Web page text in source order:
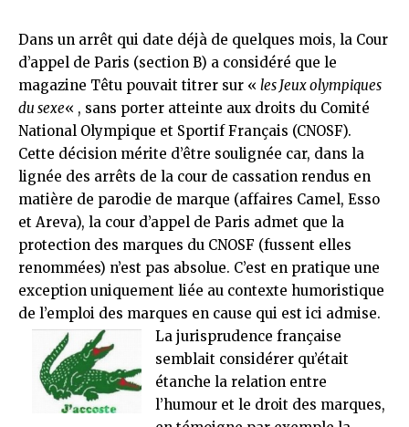
Dans un arrêt qui date déjà de quelques mois, la Cour
d’appel de Paris (section B) a considéré que le
magazine Têtu pouvait titrer sur « les Jeux olympiques
du sexe« , sans porter atteinte aux droits du Comité
National Olympique et Sportif Français (CNOSF).
Cette décision mérite d’être soulignée car, dans la
lignée des arrêts de la cour de cassation rendus en
matière de parodie de marque (affaires Camel, Esso
et Areva), la cour d’appel de Paris admet que la
protection des marques du CNOSF (fussent elles
renommées) n’est pas absolue. C’est en pratique une
exception uniquement liée au contexte humoristique
de l’emploi des marques en cause qui est ici admise.
La jurisprudence française
semblait considérer qu’était
étanche la relation entre
l’humour et le droit des marques,